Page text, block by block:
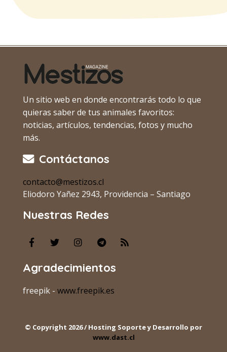
Un sitio web en donde encontrarás todo lo que
quieras saber de tus animales favoritos:
noticias, artículos, tendencias, fotos y mucho
más.
Contáctanos
contacto@mestizos.cl
Eliodoro Yañez 2943, Providencia – Santiago
Nuestras Redes
Agradecimientos
freepik - www.freepik.es
© Copyright 2026 / Hosting Soporte y Desarrollo por
www.dast.cl